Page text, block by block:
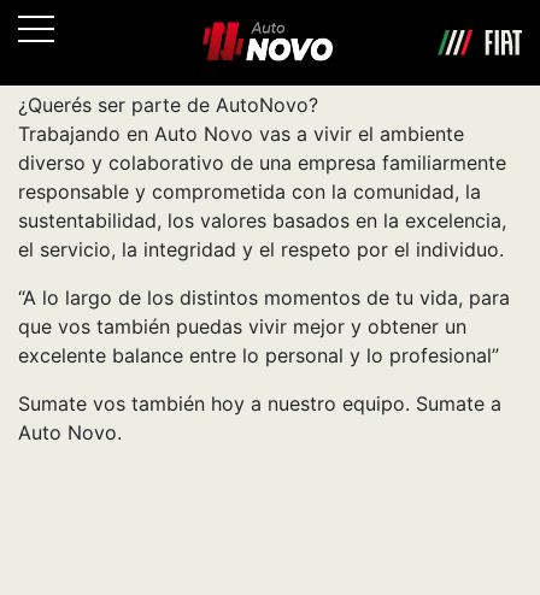
¿Querés ser parte de AutoNovo?
Trabajando en Auto Novo vas a vivir el ambiente
diverso y colaborativo de una empresa familiarmente
responsable y comprometida con la comunidad, la
sustentabilidad, los valores basados en la excelencia,
el servicio, la integridad y el respeto por el individuo.
“A lo largo de los distintos momentos de tu vida, para
que vos también puedas vivir mejor y obtener un
excelente balance entre lo personal y lo profesional”
Sumate vos también hoy a nuestro equipo. Sumate a
Auto Novo.